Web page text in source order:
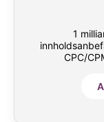
1
CPC/